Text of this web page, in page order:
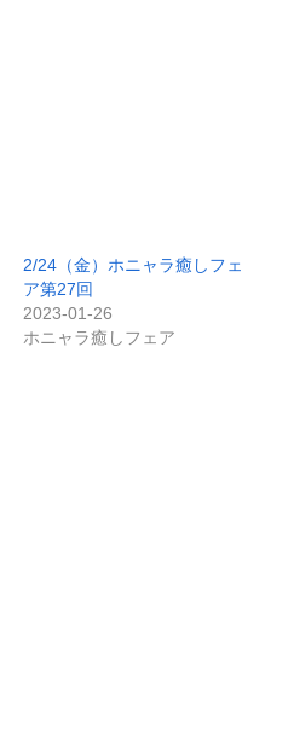
2/24（金）ホニャラ癒しフェ
ア第27回
2023-01-26
ホニャラ癒しフェア